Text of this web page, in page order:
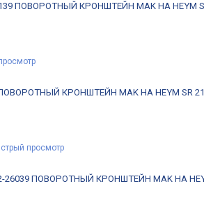
ПОВОРОТНЫЙ КРОНШТЕЙН MAK НА HEYM
КРОНШТЕЙН MAK НА HEYM SR
ПОВОРОТНЫЙ КРОНШТЕЙН MAK НА